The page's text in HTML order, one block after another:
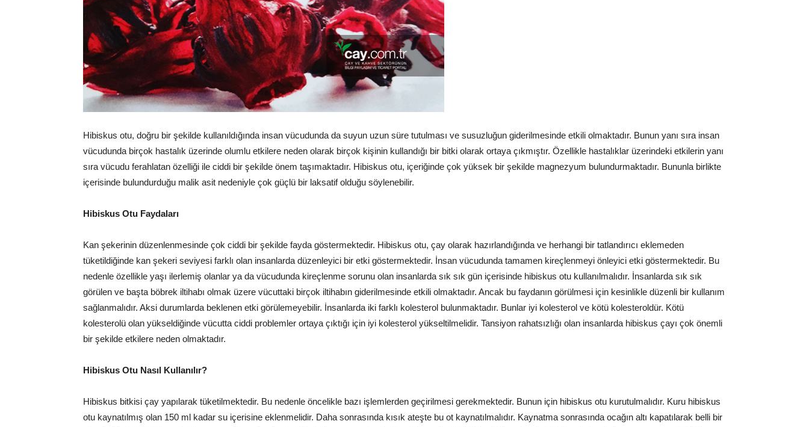
Hibiskus otu, doğru bir şekilde kullanıldığında insan vücudunda da suyun uzun süre tutulması ve susuzluğun giderilmesinde etkili olmaktadır. Bunun yanı sıra insan
vücudunda birçok hastalık üzerinde olumlu etkilere neden olarak birçok kişinin kullandığı bir bitki olarak ortaya çıkmıştır. Özellikle hastalıklar üzerindeki etkilerin yanı
sıra vücudu ferahlatan özelliği ile ciddi bir şekilde önem taşımaktadır. Hibiskus otu, içeriğinde çok yüksek bir şekilde magnezyum bulundurmaktadır. Bununla birlikte
içerisinde bulundurduğu malik asit nedeniyle çok güçlü bir laksatif olduğu söylenebilir.
Hibiskus Otu Faydaları
Kan şekerinin düzenlenmesinde çok ciddi bir şekilde fayda göstermektedir. Hibiskus otu, çay olarak hazırlandığında ve herhangi bir tatlandırıcı eklemeden
tüketildiğinde kan şekeri seviyesi farklı olan insanlarda düzenleyici bir etki göstermektedir. İnsan vücudunda tamamen kireçlenmeyi önleyici etki göstermektedir. Bu
nedenle özellikle yaşı ilerlemiş olanlar ya da vücudunda kireçlenme sorunu olan insanlarda sık sık gün içerisinde hibiskus otu kullanılmalıdır. İnsanlarda sık sık
görülen ve başta böbrek iltihabı olmak üzere vücuttaki birçok iltihabın giderilmesinde etkili olmaktadır. Ancak bu faydanın görülmesi için kesinlikle düzenli bir kullanım
sağlanmalıdır. Aksi durumlarda beklenen etki görülemeyebilir. İnsanlarda iki farklı kolesterol bulunmaktadır. Bunlar iyi kolesterol ve kötü kolesteroldür. Kötü
kolesterolü olan yükseldiğinde vücutta ciddi problemler ortaya çıktığı için iyi kolesterol yükseltilmelidir. Tansiyon rahatsızlığı olan insanlarda hibiskus çayı çok önemli
bir şekilde etkilere neden olmaktadır.
Hibiskus Otu Nasıl Kullanılır?
Hibiskus bitkisi çay yapılarak tüketilmektedir. Bu nedenle öncelikle bazı işlemlerden geçirilmesi gerekmektedir. Bunun için hibiskus otu kurutulmalıdır. Kuru hibiskus
otu kaynatılmış olan 150 ml kadar su içerisine eklenmelidir. Daha sonrasında kısık ateşte bu ot kaynatılmalıdır. Kaynatma sonrasında ocağın altı kapatılarak belli bir